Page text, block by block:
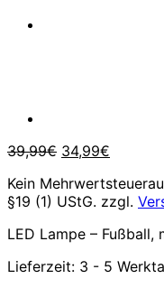
39,99€ Ursprünglicher
war:
39,99€
34,99€
ist:
34,99€.
Kein
§19 (1) UStG. zzgl.
LED Lampe – Fußball,
Lieferzeit: 3 - 5